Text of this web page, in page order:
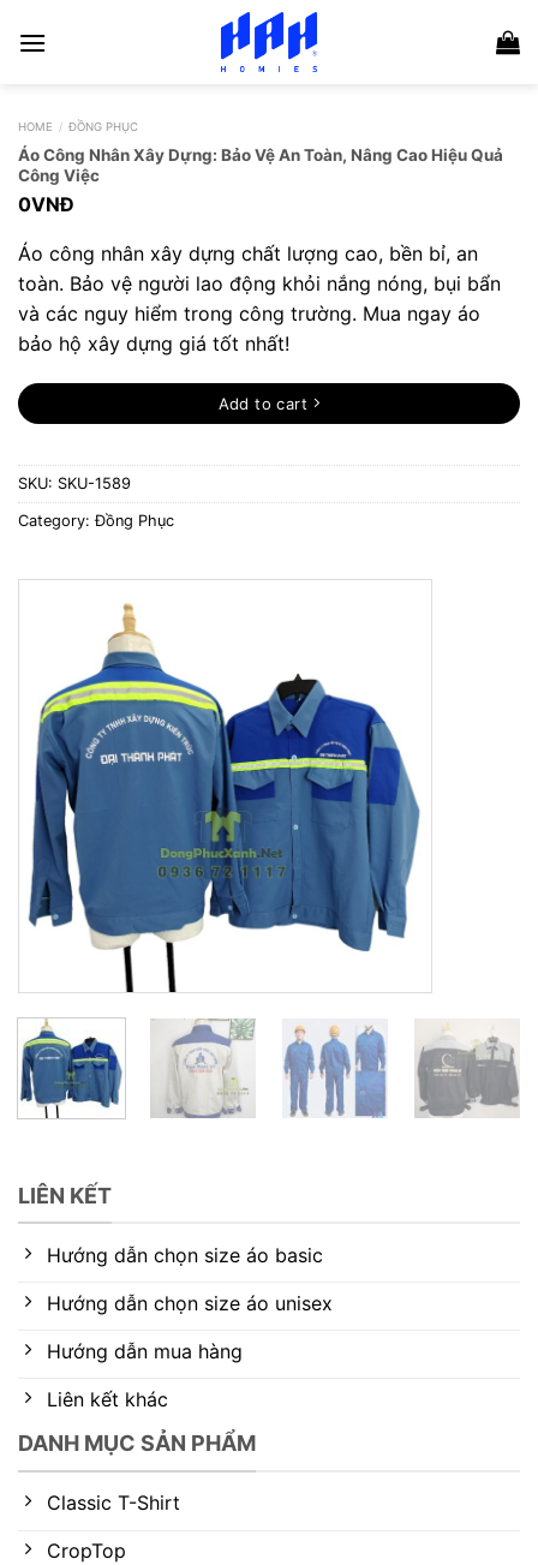
HOME / ĐỒNG PHỤC
Áo Công Nhân Xây Dựng: Bảo Vệ An Toàn, Nâng Cao Hiệu Quả
Công Việc
0VNĐ
Áo công nhân xây dựng chất lượng cao, bền bỉ, an
toàn. Bảo vệ người lao động khỏi nắng nóng, bụi bẩn
và các nguy hiểm trong công trường. Mua ngay áo
bảo hộ xây dựng giá tốt nhất!
Add to cart
SKU: SKU-1589
Category:Đồng Phục
LIÊN KẾT
Hướng dẫn chọn size áo basic
Hướng dẫn chọn size áo unisex
Hướng dẫn mua hàng
Liên kết khác
DANH MỤC SẢN PHẨM
Classic T-Shirt
CropTop